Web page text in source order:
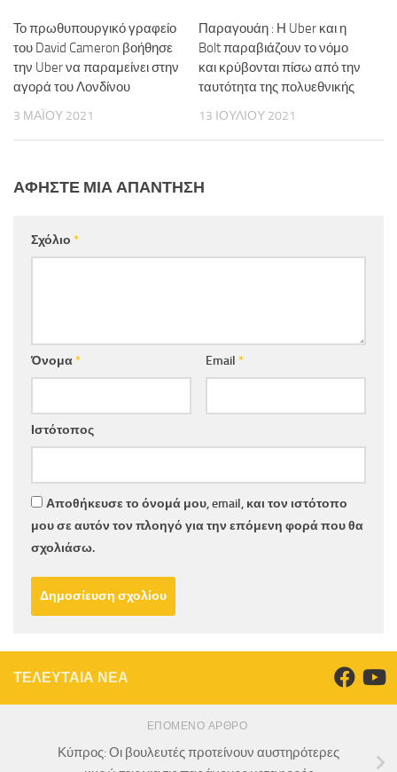
Το πρωθυπουργικό γραφείο
του David Cameron βοήθησε
την Uber να παραμείνει στην
αγορά του Λονδίνου
3 ΜΑΪ́ΟΥ 2021
Παραγουάη : Η Uber και η
Bolt παραβιάζουν το νόμο
και κρύβονται πίσω από την
ταυτότητα της πολυεθνικής
13 ΙΟΥΛΊΟΥ 2021
ΑΦΉΣΤΕ ΜΙΑ ΑΠΆΝΤΗΣΗ
Σχόλιο *
Όνομα* Email *
Ιστότοπος
Αποθήκευσε το όνομά μου, email, και τον ιστότοπο
μου σε αυτόν τον πλοηγό για την επόμενη φορά που θα
σχολιάσω.
ΤΕΛΕΥΤΑΙΑ ΝΕΑ
ΕΠΌΜΕΝΟ ΆΡΘΡΟ
Κύπρος: Οι βουλευτές προτείνουν αυστηρότερες